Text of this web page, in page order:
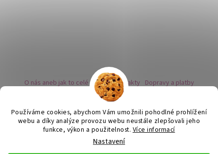
Používáme cookies, abychom Vám umožnili pohodlné prohlížení
webu a díky analýze provozu webu neustále zlepšovali jeho
funkce, výkon a použitelnost. Více informací
Nastavení
O nás aneb jak to celé začalo Kontakty Dopravy a platby
Kovy a puncovní značky Naše nabídka náušnic
Instagram - sledujte nás
Obchodní podmínky Ochrana osobních údajů
Zpětný odběr vysloužilých bateriích